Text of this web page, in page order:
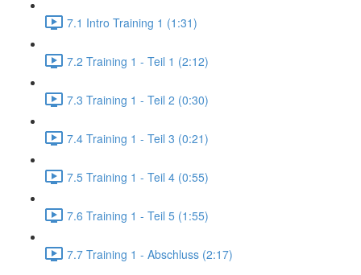
7.1 Intro Training 1 (1:31)
7.2 Training 1 - Teil 1 (2:12)
7.3 Training 1 - Teil 2 (0:30)
7.4 Training 1 - Teil 3 (0:21)
7.5 Training 1 - Teil 4 (0:55)
7.6 Training 1 - Teil 5 (1:55)
7.7 Training 1 - Abschluss (2:17)